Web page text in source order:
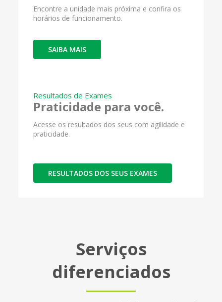
Encontre a unidade mais próxima e confira os
horários de funcionamento.
SAIBA MAIS
Resultados de Exames
Praticidade para você.
Acesse os resultados dos seus com agilidade e
praticidade.
RESULTADOS DOS SEUS EXAMES
Serviços
diferenciados